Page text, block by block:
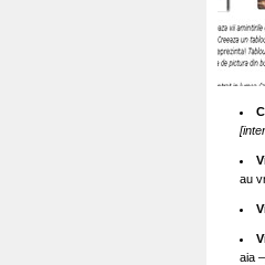
au
aia –